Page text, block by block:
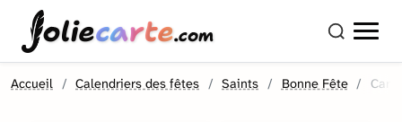
oliecarte.com
Accueil Calendriers des fêtes Saints Bonne Fête